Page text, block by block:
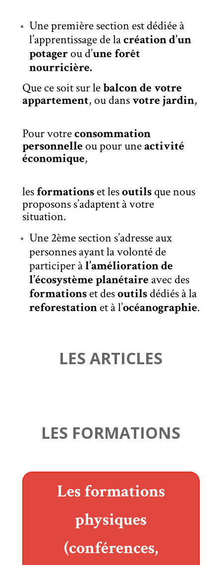
Une première section est dédiée à
l’apprentissage de lacréation d’un
potagerou d’une forêt
nourricière.
Que ce soit sur lebalcon de votre
appartement, ou dansvotre jardin,
Pour votreconsommation
personnelle ou pouruneactivité
économique,
lesformationsetlesoutilsque nous
proposons s’adaptent à votre
situation.
Une 2ème section s’adresse aux
personnes ayant la volonté de
participer àl’amélioration de
l’écosystème planétaire avec des
formationset desoutilsdédiés à la
reforestationet à l’océanographie.
LES ARTICLES
LES FORMATIONS
Les formations
physiques
(conférences,